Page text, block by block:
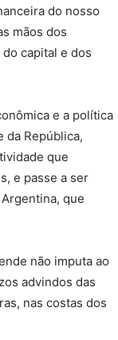
do nosso
mãos dos
capital e dos
e a política
da República,
que
e passe a ser
que
não imputa ao
advindos das
nas costas dos